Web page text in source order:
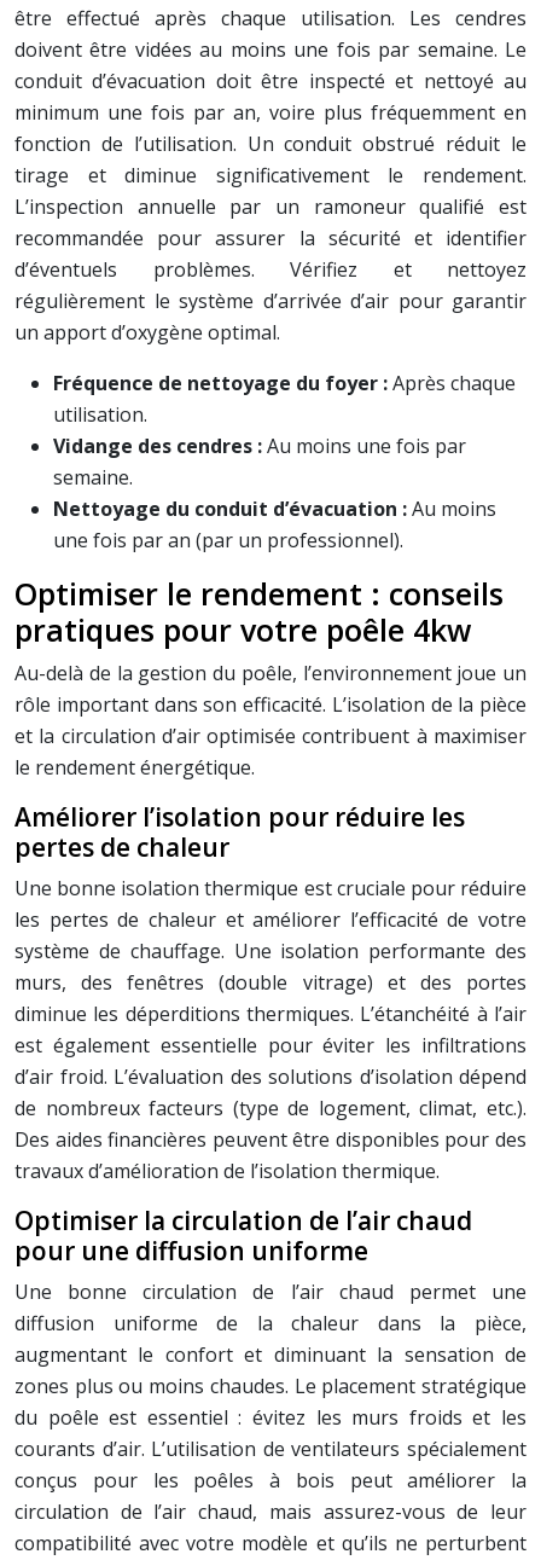
être effectué après chaque utilisation. Les cendres
doivent être vidées au moins une fois par semaine. Le
conduit d’évacuation doit être inspecté et nettoyé au
minimum une fois par an, voire plus fréquemment en
fonction de l’utilisation. Un conduit obstrué réduit le
tirage et diminue significativement le rendement.
L’inspection annuelle par un ramoneur qualifié est
recommandée pour assurer la sécurité et identifier
d’éventuels problèmes. Vérifiez et nettoyez
régulièrement le système d’arrivée d’air pour garantir
un apport d’oxygène optimal.
Fréquence de nettoyage du foyer :Après chaque
utilisation.
Vidange des cendres :Au moins une fois par
semaine.
Nettoyage du conduit d’évacuation :Au moins
une fois par an (par un professionnel).
Optimiser le rendement : conseils
pratiques pour votre poêle 4kw
Au-delà de la gestion du poêle, l’environnement joue un
rôle important dans son efficacité. L’isolation de la pièce
et la circulation d’air optimisée contribuent à maximiser
le rendement énergétique.
Améliorer l’isolation pour réduire les
pertes de chaleur
Une bonne isolation thermique est cruciale pour réduire
les pertes de chaleur et améliorer l’efficacité de votre
système de chauffage. Une isolation performante des
murs, des fenêtres (double vitrage) et des portes
diminue les déperditions thermiques. L’étanchéité à l’air
est également essentielle pour éviter les infiltrations
d’air froid. L’évaluation des solutions d’isolation dépend
de nombreux facteurs (type de logement, climat, etc.).
Des aides financières peuvent être disponibles pour des
travaux d’amélioration de l’isolation thermique.
Optimiser la circulation de l’air chaud
pour une diffusion uniforme
Une bonne circulation de l’air chaud permet une
diffusion uniforme de la chaleur dans la pièce,
augmentant le confort et diminuant la sensation de
zones plus ou moins chaudes. Le placement stratégique
du poêle est essentiel : évitez les murs froids et les
courants d’air. L’utilisation de ventilateurs spécialement
conçus pour les poêles à bois peut améliorer la
circulation de l’air chaud, mais assurez-vous de leur
compatibilité avec votre modèle et qu’ils ne perturbent